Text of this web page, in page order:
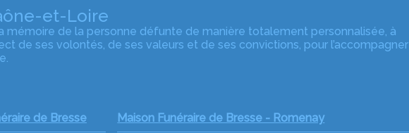
et-Loire
mémoire de la personne défunte de manière totalement personnalisée, à
de ses volontés, de ses valeurs et de ses convictions, pour l’accompagner
de Bresse
Maison Funéraire de Bresse - Romenay